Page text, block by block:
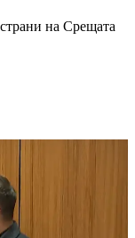
на Срещата